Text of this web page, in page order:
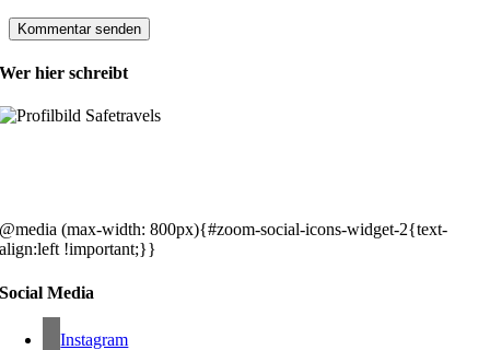
Wer hier schreibt
@media (max-width: 800px){#zoom-social-icons-widget-2{text-
align:left !important;}}
Social Media
Instagram